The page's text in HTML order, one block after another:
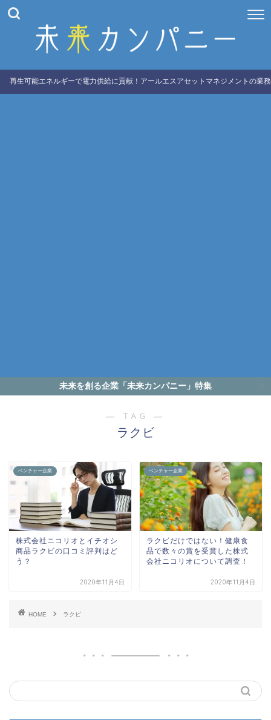
再生可能エネルギーで電力供給に貢献！アールエスアセットマネジメントの業
未来を創る企業「未来カンパニー」特集
― TAG ―
ラクビ
ベンチャー企業
株式会社ニコリオとイチオシ
商品ラクビの口コミ評判はど
う？
2020年11月4日
ベンチャー企業
ラクビだけではない！健康食
品で数々の賞を受賞した株式
会社ニコリオについて調査！
2020年11月4日
HOME ラクビ